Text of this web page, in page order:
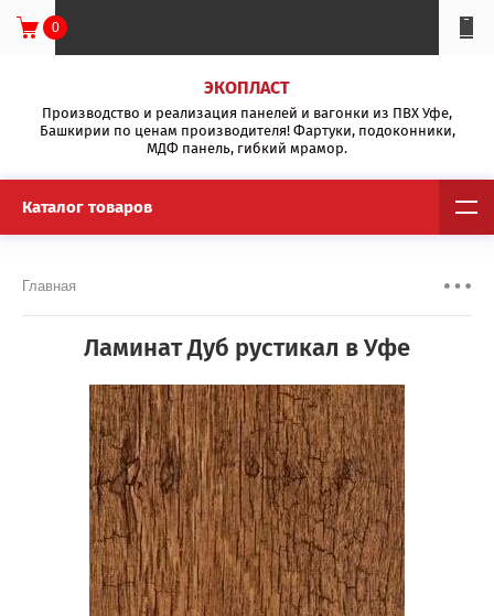
0
ЭКОПЛАСТ
Производство и реализация панелей и вагонки из ПВХ Уфе,
Башкирии по ценам производителя! Фартуки, подоконники,
МДФ панель, гибкий мрамор.
Каталог товаров
Главная
Ламинат Дуб рустикал в Уфе